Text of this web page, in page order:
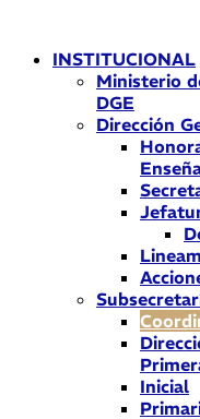
contenidoINSTITUCIONAL
Ministerio
DGE
Dirección
Inicial